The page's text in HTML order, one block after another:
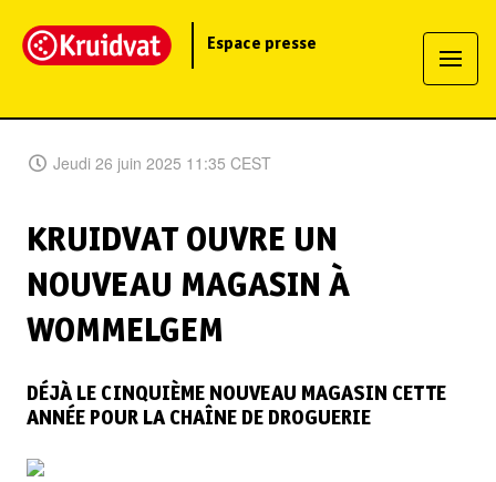
Espace presse
Jeudi 26 juin 2025 11:35 CEST
KRUIDVAT OUVRE UN
NOUVEAU MAGASIN À
WOMMELGEM
DÉJÀ LE CINQUIÈME NOUVEAU MAGASIN CETTE
ANNÉE POUR LA CHAÎNE DE DROGUERIE